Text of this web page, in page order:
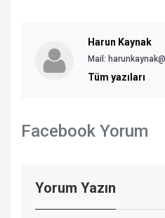
Harun Kaynak
Mail:
Tüm yazıları
Facebook Yorum
Yorum Yazın